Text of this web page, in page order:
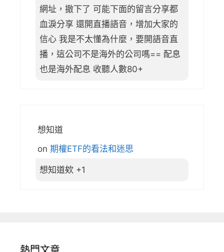
網址，撤下了 可能下面的留言分享都
血淚分享 還開直播語音，增加大家的
信心 我是不太懂為什麼，要開語音直
播，這公司不是海外的公司嗎== 配息
也是海外配息 收聽人數80+
想知道
on 期權ETF的看法和迷思
想知道欸 +1